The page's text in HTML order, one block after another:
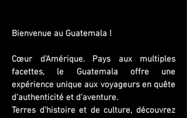
Bienvenue au Guatemala !
Cœur d'Amérique. Pays aux multiples
facettes, le Guatemala offre une
expérience unique aux voyageurs en quête
d'authenticité et d'aventure.
Terres d'histoire et de culture, découvrez